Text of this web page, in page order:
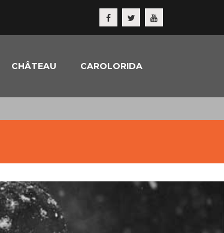
CHÂTEAU CAROLORIDA